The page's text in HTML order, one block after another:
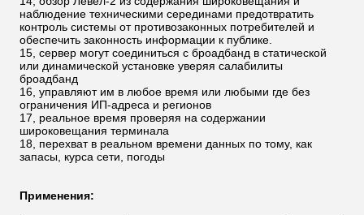
наблюдение техническими серединами предотвратить
контроль системы от противозаконных потребителей и
обеспечить законность информации к публике.
15, сервер могут соединиться с броадбанд в статической
или динамической установке уверяя салабилиты
броадбанд
16, управляют им в любое время или любыми где без
ограничения ИП-адреса и регионов
17, реальное время проверяя на содержании
широковещания терминала
18, перехват в реальном времени данных по тому, как
запасы, курса сети, погоды
Применения: